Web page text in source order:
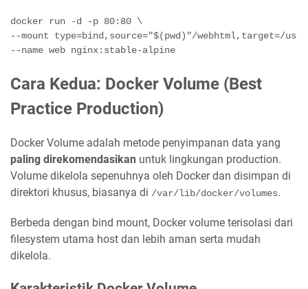
docker run -d -p 80:80 \
--mount type=bind , source="$(pwd) "/webhtml,target=/
--name web nginx:stable-alpine
Cara Kedua: Docker Volume (Best
Practice Production)
Docker Volume adalah metode penyimpanan data yang
paling direkomendasikan untuk lingkungan production.
Volume dikelola sepenuhnya oleh Docker dan disimpan di
direktori khusus, biasanya di /var/lib/docker/volumes.
Berbeda dengan bind mount, Docker volume terisolasi dari
filesystem utama host dan lebih aman serta mudah
dikelola.